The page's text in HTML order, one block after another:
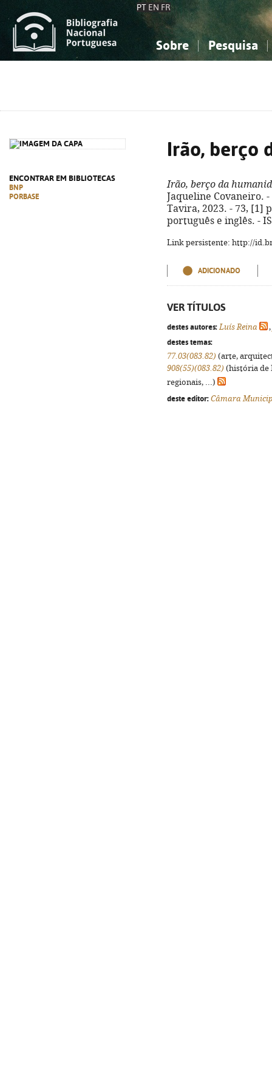
PT EN FR
Sobre Pesquisa
ENCONTRAR EM BIBLIOTECAS
BNP
PORBASE
Irão, berço
Irão, berço da
Jaqueline Covaneiro.
Tavira, 2023. - 73, [1]
português e inglês. -
Link persistente: http://
ADICIONADO
VER TÍTULOS
destes autores: Luís Reina ,
destes temas:
77.03(083.82) (arte,
908(55)(083.82) (história de
regionais, ...)
deste editor: Câmara